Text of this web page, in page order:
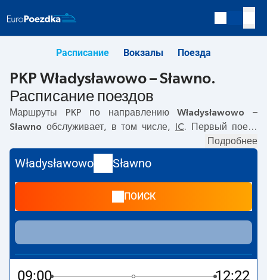
Расписание Вокзалы Поезда
PKP Władysławowo – Sławno.
Расписание поездов
Маршруты PKP по направлению Władysławowo –
Sławno обслуживает, в том числе, IC. Первый поезд
с вокзала PKP Władysławowo по
Dworcowa, 84-120 Wladyslawowo
Władysławowo–Sławnoтакже курсируют другие поезда:
- предлагают более низкую цену билета и, как правило,
более долгое время в пути. Поезд заканчивает маршрут
на станции Sławno по адресу
Dworcowa, 76-100
Slawno
Подробнее
Władysławowo Sławno
ПОИСК
09:00 12:22